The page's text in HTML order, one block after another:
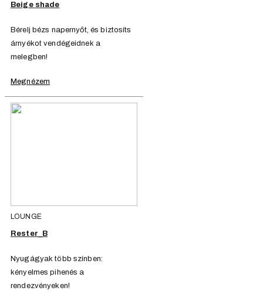
Beige shade
Bérelj bézs napernyőt, és biztosíts
árnyékot vendégeidnek a
melegben!
Megnézem
LOUNGE
Rester_B
Nyugágyak több színben:
kényelmes pihenés a
rendezvényeken!